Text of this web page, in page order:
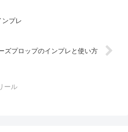
ンプレ
ズプロップのインプレと使い方
ール